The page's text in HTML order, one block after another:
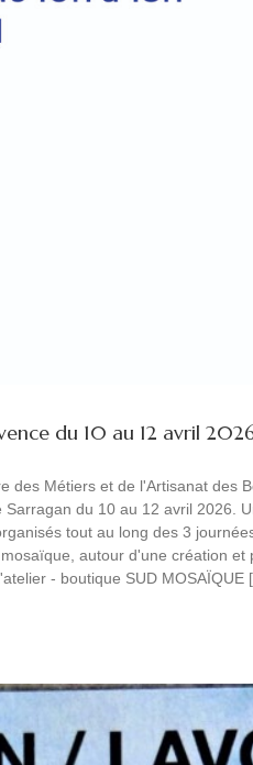
du 10 au 12 avril
Métiers et de l'Artisanat des
du 10 au 12 avril 2026.
tout au long des 3
autour d'une création
- boutique SUD MOSAÏQUE